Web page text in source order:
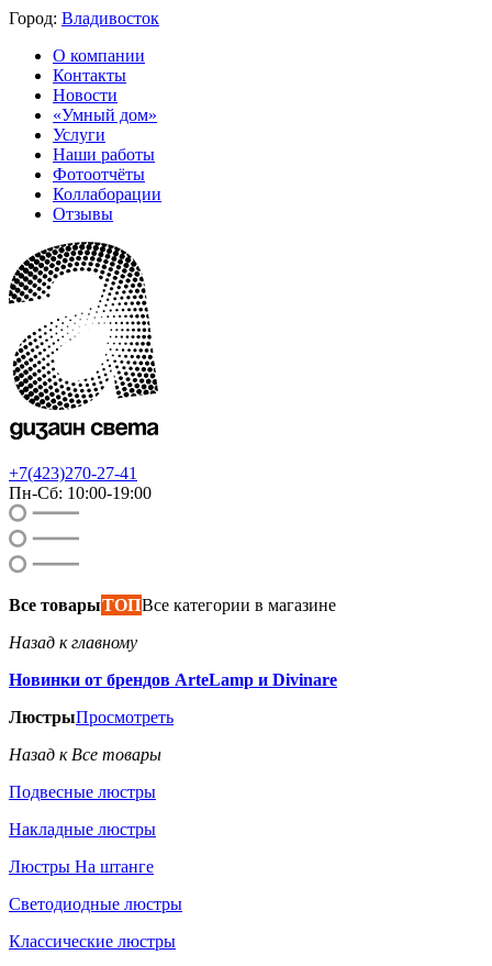
Город: Владивосток
О компании
Контакты
Новости
«Умный дом»
Услуги
Наши работы
Фотоотчёты
Коллаборации
Отзывы
+7(423)270-27-41
Пн-Сб: 10:00-19:00
Все товарыТОПВсе категории в магазине
Назад к главному
Новинки от брендов ArteLamp и Divinare
ЛюстрыПросмотреть
Назад к Все товары
Подвесные люстры
Накладные люстры
Люстры На штанге
Светодиодные люстры
Классические люстры